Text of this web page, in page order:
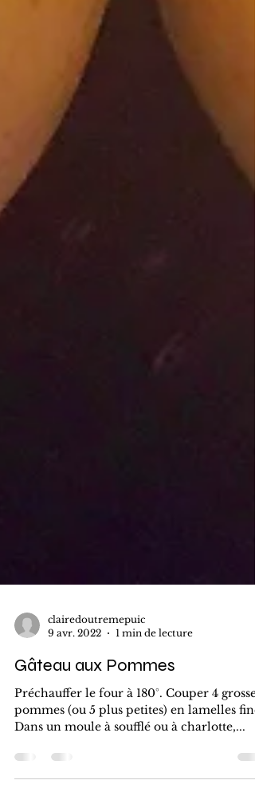
clairedoutremepuic
9 avr. 2022
1 min de lecture
Gâteau aux Pommes
Préchauffer le four à 180°. Couper 4 grosses
pommes (ou 5 plus petites) en lamelles